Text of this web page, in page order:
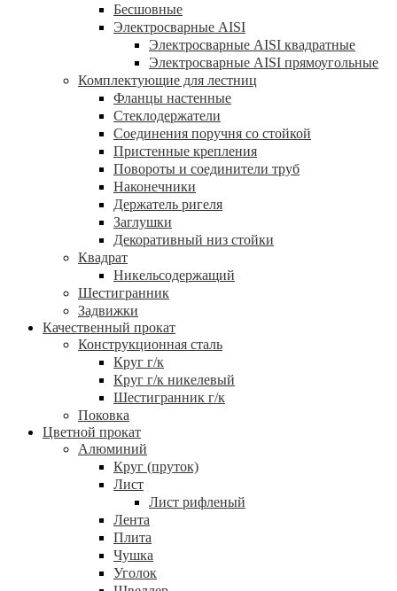
Бесшовные
Электросварные AISI
Электросварные AISI квадратные
Электросварные AISI прямоугольные
Комплектующие для лестниц
Фланцы настенные
Стеклодержатели
Соединения поручня со стойкой
Пристенные крепления
Повороты и соединители труб
Наконечники
Держатель ригеля
Заглушки
Декоративный низ стойки
Квадрат
Никельсодержащий
Шестигранник
Задвижки
Качественный прокат
Конструкционная сталь
Круг г/к
Круг г/к никелевый
Шестигранник г/к
Поковка
Цветной прокат
Алюминий
Круг (пруток)
Лист
Лист рифленый
Лента
Плита
Чушка
Уголок